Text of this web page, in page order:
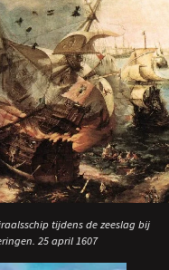
tijdens de zeeslag bij
25 april 1607